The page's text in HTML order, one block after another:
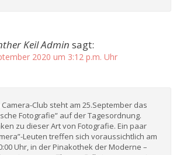
Keil Admin sagt:
2020 um 3:12 p.m. Uhr
Club steht am 25.September das
Fotografie” auf der Tagesordnung.
zu dieser Art von Fotografie. Ein paar
Leuten treffen sich voraussichtlich am
Uhr, in der Pinakothek der Moderne –